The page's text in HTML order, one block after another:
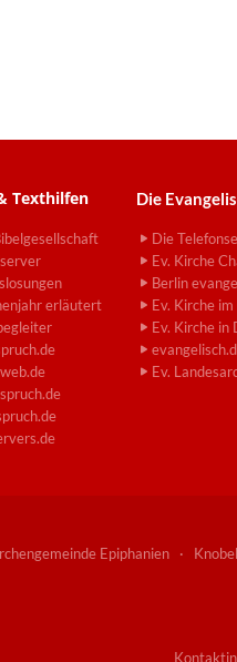
Texthilfen
erläutert
Die
Die
Ev. Kirche
Berlin
Ev. Kirche
Ev. Kirche in
Ev.
Epiphanien ·